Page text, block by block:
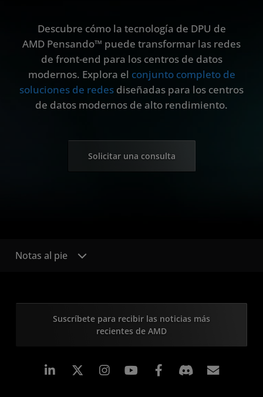
Descubre cómo la tecnología de DPU de
AMD Pensando™ puede transformar las redes
de front-end para los centros de datos
modernos. Explora el conjunto completo de
soluciones de redes diseñadas para los centros
de datos modernos de alto rendimiento.
Solicitar una consulta
Notas al pie
Suscríbete para recibir las noticias más
recientes de AMD
LinkedIn Instagram Facebook